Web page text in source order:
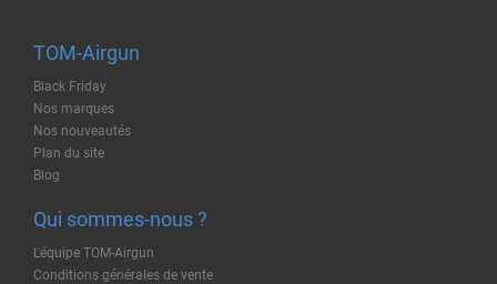
TOM-Airgun
Black Friday
Nos marques
Nos nouveautés
Plan du site
Blog
Qui sommes-nous ?
L'équipe TOM-Airgun
Conditions générales de vente